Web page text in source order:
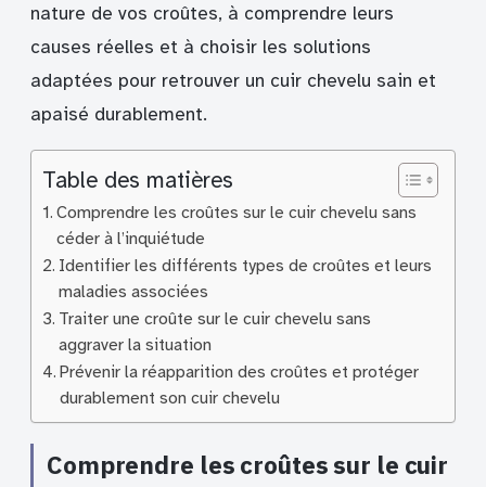
nature de vos croûtes, à comprendre leurs
causes réelles et à choisir les solutions
adaptées pour retrouver un cuir chevelu sain et
apaisé durablement.
Table des matières
Comprendre les croûtes sur le cuir chevelu sans
céder à l’inquiétude
Identifier les différents types de croûtes et leurs
maladies associées
Traiter une croûte sur le cuir chevelu sans
aggraver la situation
Prévenir la réapparition des croûtes et protéger
durablement son cuir chevelu
Comprendre les croûtes sur le cuir